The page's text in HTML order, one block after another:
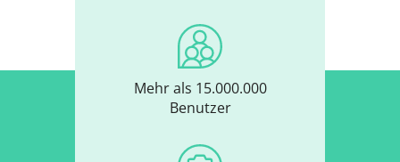
Mehr als 15.000.000
Benutzer